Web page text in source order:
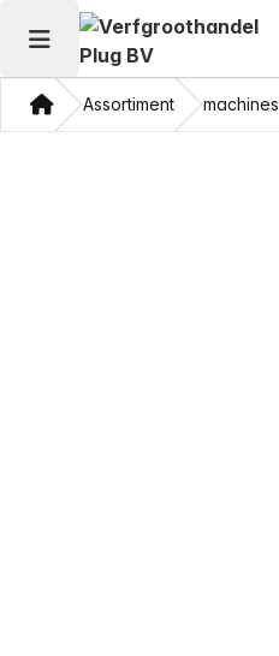
Hoofdmenu openen
ThuisAssortiment machines